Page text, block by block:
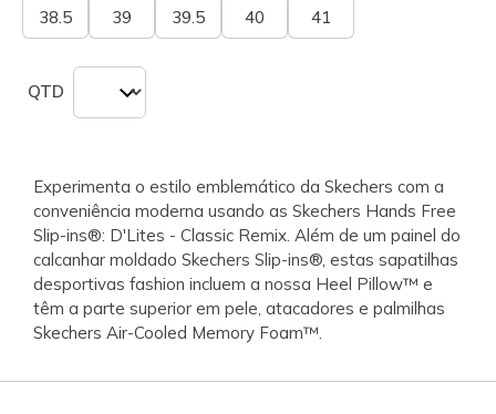
38.5 39 39.5 40 41
QTD
Experimenta o estilo emblemático da Skechers com a
conveniência moderna usando as Skechers Hands Free
Slip-ins®: D'Lites - Classic Remix. Além de um painel do
calcanhar moldado Skechers Slip-ins®, estas sapatilhas
desportivas fashion incluem a nossa Heel Pillow™ e
têm a parte superior em pele, atacadores e palmilhas
Skechers Air-Cooled Memory Foam™.